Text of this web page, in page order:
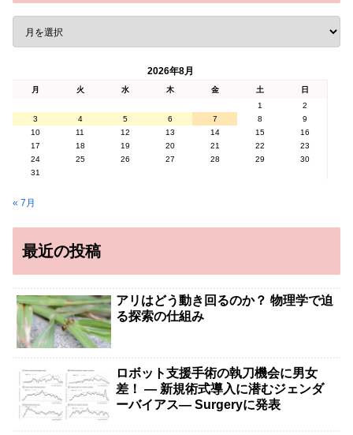
2026年8月
月 火 水 木 金 土
日
1
2
3
4 5 6 7 8
9
10
11 12 13 14 15
16
17
18 19 20 21 22
23
24
25 26 27 28 29
30
31
« 7月
最近の投稿
アリはどう動き回るのか？ 物理学で迫
る探索の仕組み
ロボット支援手術の執刀機会に男女
差！ — 新規術式導入に潜むジェンダ
ーバイアス— Surgeryに発表